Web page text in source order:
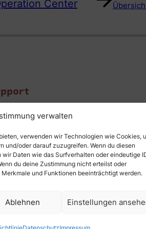
verwalten
verwenden wir Technologien wie Cookies,
und/oder darauf zuzugreifen. Wenn du diesen
Daten wie das Surfverhalten oder eindeutige
du deine Zustimmung nicht erteilst oder
und Funktionen beeinträchtigt werden.
Ablehnen Einstellungen
Center